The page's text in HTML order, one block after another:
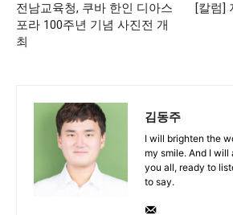
전남교육청, 쿠바 한인 디아스
포라 100주년 기념 사진전 개
최
[칼럼]
김동주
I will brighten the
my smile. And I
you all, ready to
to say.